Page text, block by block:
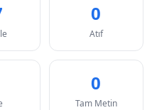
0
Atıf
0
Tam Metin